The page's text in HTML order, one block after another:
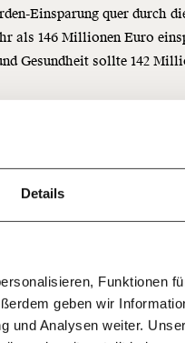
Details
Funktionen
geben wir
und Analysen weiter.
dem
E-
50€
Facebook
Einsparung quer durch
als 146 Millionen Euro
Gesundheit sollte 142